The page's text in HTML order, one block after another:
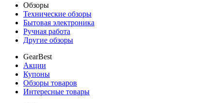
Обзоры
Технические обзоры
Бытовая электроника
Ручная работа
Другие обзоры
GearBest
Акции
Купоны
Обзоры товаров
Интересные товары